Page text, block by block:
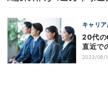
キャリ
20代の
直近で
2023/08/